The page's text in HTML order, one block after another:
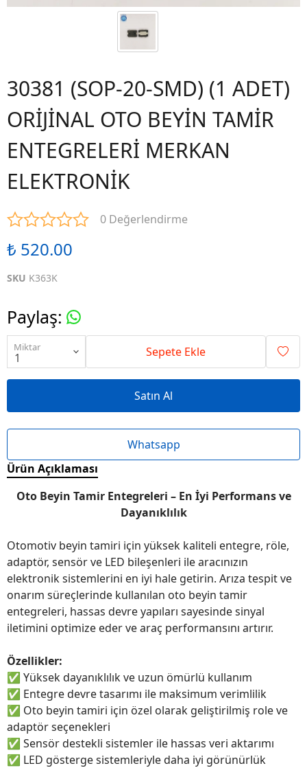
30381 (SOP-20-SMD) (1 ADET)
ORİJİNAL OTO BEYİN TAMİR
ENTEGRELERİ MERKAN
ELEKTRONİK
0 Değerlendirme
₺ 520.00
SKU K363K
Paylaş:
Miktar Sepete Ekle
Satın Al
Whatsapp
Ürün Açıklaması
Oto Beyin Tamir Entegreleri – En İyi Performans ve
Dayanıklılık
Otomotiv beyin tamiri için yüksek kaliteli entegre, röle,
adaptör, sensör ve LED bileşenleri ile aracınızın
elektronik sistemlerini en iyi hale getirin. Arıza tespit ve
onarım süreçlerinde kullanılan oto beyin tamir
entegreleri, hassas devre yapıları sayesinde sinyal
iletimini optimize eder ve araç performansını artırır.
Özellikler:
✅ Yüksek dayanıklılık ve uzun ömürlü kullanım
✅ Entegre devre tasarımı ile maksimum verimlilik
✅ Oto beyin tamiri için özel olarak geliştirilmiş role ve
adaptör seçenekleri
✅ Sensör destekli sistemler ile hassas veri aktarımı
✅ LED gösterge sistemleriyle daha iyi görünürlük